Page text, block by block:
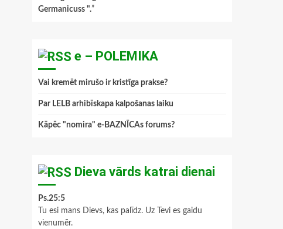
Germanicuss ".”
e – POLEMIKA
Vai kremēt mirušo ir kristīga prakse?
Par LELB arhibīskapa kalpošanas laiku
Kāpēc "nomira" e-BAZNĪCAs forums?
Dieva vārds katrai dienai
Ps.25:5
Tu esi mans Dievs, kas palīdz. Uz Tevi es gaidu
vienumēr.